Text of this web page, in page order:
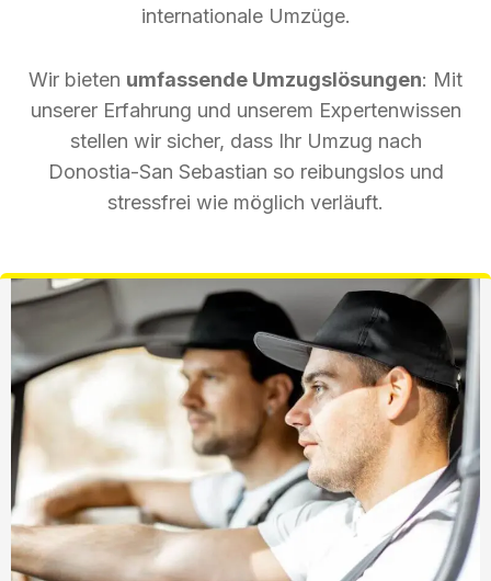
internationale Umzüge.
Wir bieten umfassende Umzugslösungen: Mit
unserer Erfahrung und unserem Expertenwissen
stellen wir sicher, dass Ihr Umzug nach
Donostia-San Sebastian so reibungslos und
stressfrei wie möglich verläuft.